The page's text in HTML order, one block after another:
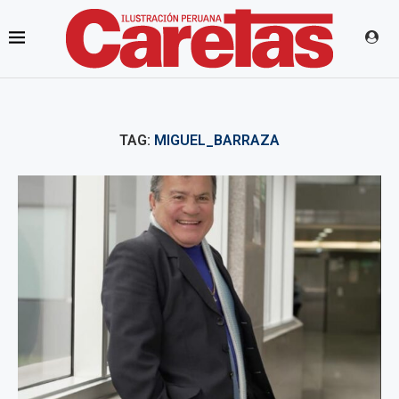
TAG: MIGUEL_BARRAZA